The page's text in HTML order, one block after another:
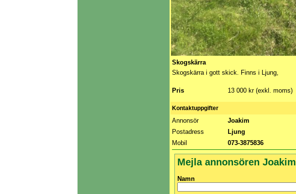
Skogskärra
Skogskärra i gott skick. Finns i Ljung,
Pris 13 000 kr (exkl. moms)
Kontaktuppgifter
Annonsör
Joakim
Postadress
Ljung
Mobil
073-3875836
Mejla annonsören Joakim
Namn